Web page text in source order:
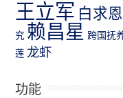
王立军 白求恩
究 赖昌星 跨国抚
莲 龙虾
功能